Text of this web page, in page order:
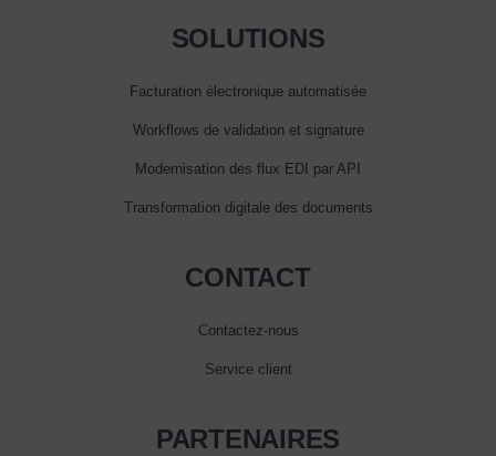
SOLUTIONS
Facturation électronique automatisée
Workflows de validation et signature
Modernisation des flux EDI par API
Transformation digitale des documents
CONTACT
Contactez-nous
Service client
PARTENAIRES